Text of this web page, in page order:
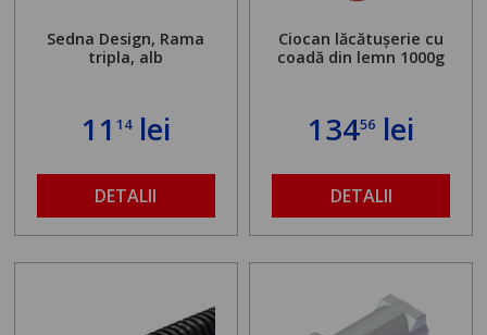
Sedna Design, Rama
tripla, alb
11 14lei
DETALII
Ciocan lăcătușerie cu
coadă din lemn 1000g
13456 lei
DETALII